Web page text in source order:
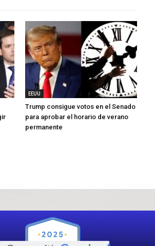
EEUU
Trump consigue votos en el Senado
para aprobar el horario de verano
permanente